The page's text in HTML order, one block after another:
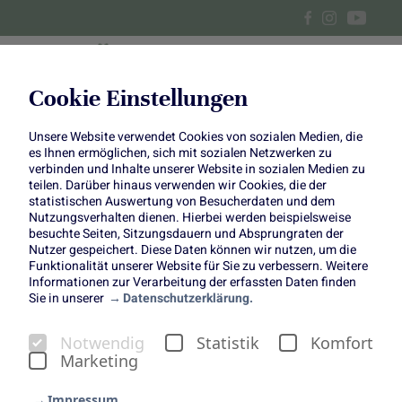
Cookie Einstellungen
Unsere Website verwendet Cookies von sozialen Medien, die
es Ihnen ermöglichen, sich mit sozialen Netzwerken zu
verbinden und Inhalte unserer Website in sozialen Medien zu
teilen. Darüber hinaus verwenden wir Cookies, die der
statistischen Auswertung von Besucherdaten und dem
Nutzungsverhalten dienen. Hierbei werden beispielsweise
besuchte Seiten, Sitzungsdauern und Absprungraten der
Nutzer gespeichert. Diese Daten können wir nutzen, um die
Funktionalität unserer Website für Sie zu verbessern. Weitere
Informationen zur Verarbeitung der erfassten Daten finden
Sie in unserer
Datenschutzerklärung.
Notwendig Statistik
Komfort
Marketing
Kartoffel-Apfel-Tarte mit
Camembert
Unser Kuchen des Monats ist im Februar eine herzhafte
Tarte mit Kartoffeln, Äpfeln und cremigem Camembert.
Preiselbeer-Kleckse runden den leckeren Geschmack der
Tarte ab und verschaffen uns ein wahres
Geschmackserlebnis.